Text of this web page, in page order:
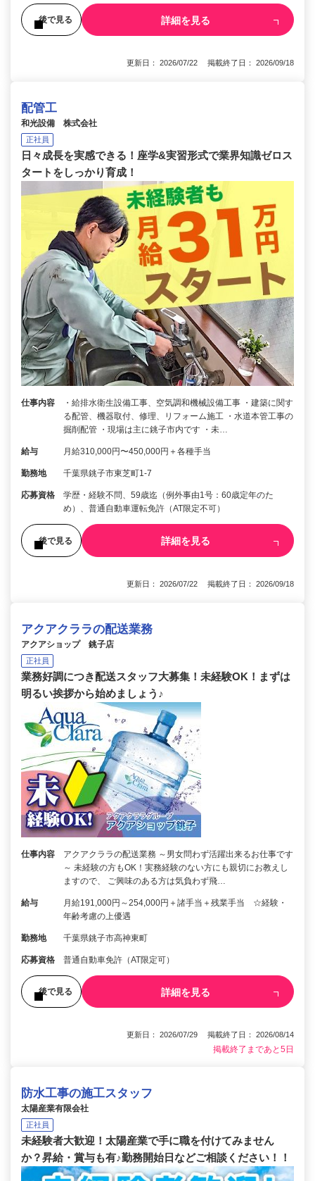
後で見る 詳細を見る
更新日： 2026/07/22 掲載終了日： 2026/09/18
配管工
和光設備 株式会社
正社員
日々成長を実感できる！座学&実習形式で業界知識ゼロス
タートをしっかり育成！
仕事内容
・給排水衛生設備工事、空気調和機械設備工事 ・建築に関す
る配管、機器取付、修理、リフォーム施工 ・水道本管工事の
掘削配管 ・現場は主に銚子市内です ・未…
給与 月給310,000円〜450,000円＋各種手当
勤務地 千葉県銚子市東芝町1-7
応募資格
学歴・経験不問、59歳迄（例外事由1号：60歳定年のた
め）、普通自動車運転免許（AT限定不可）
後で見る 詳細を見る
更新日： 2026/07/22 掲載終了日： 2026/09/18
アクアクララの配送業務
アクアショップ 銚子店
正社員
業務好調につき配送スタッフ大募集！未経験OK！まずは
明るい挨拶から始めましょう♪
仕事内容
アクアクララの配送業務 ～男女問わず活躍出来るお仕事です
～ 未経験の方もOK！実務経験のない方にも親切にお教えし
ますので、 ご興味のある方は気負わず飛…
給与
月給191,000円～254,000円＋諸手当＋残業手当 ☆経験・
年齢考慮の上優遇
勤務地 千葉県銚子市高神東町
応募資格 普通自動車免許（AT限定可）
後で見る 詳細を見る
更新日： 2026/07/29 掲載終了日： 2026/08/14
掲載終了まであと5日
防水工事の施工スタッフ
太陽産業有限会社
正社員
未経験者大歓迎！太陽産業で手に職を付けてみません
か？昇給・賞与も有♪勤務開始日などご相談ください！！